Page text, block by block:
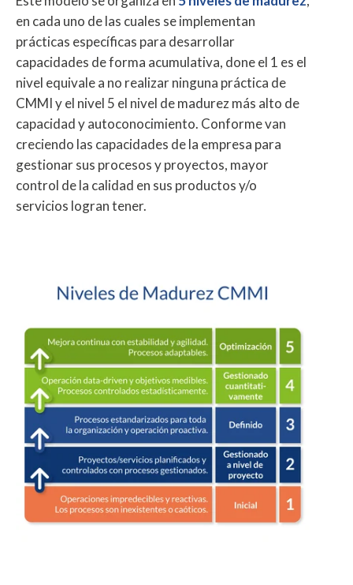
en cada uno de las cuales se implementan
prácticas específicas para desarrollar
capacidades de forma acumulativa, done el 1 es el
nivel equivale a no realizar ninguna práctica de
CMMI y el nivel 5 el nivel de madurez más alto de
capacidad y autoconocimiento. Conforme van
creciendo las capacidades de la empresa para
gestionar sus procesos y proyectos, mayor
control de la calidad en sus productos y/o
servicios logran tener.